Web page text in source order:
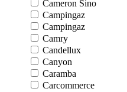
Cameron Sino
Campingaz
Campingaz
Camry
Candellux
Canyon
Caramba
Carcommerce